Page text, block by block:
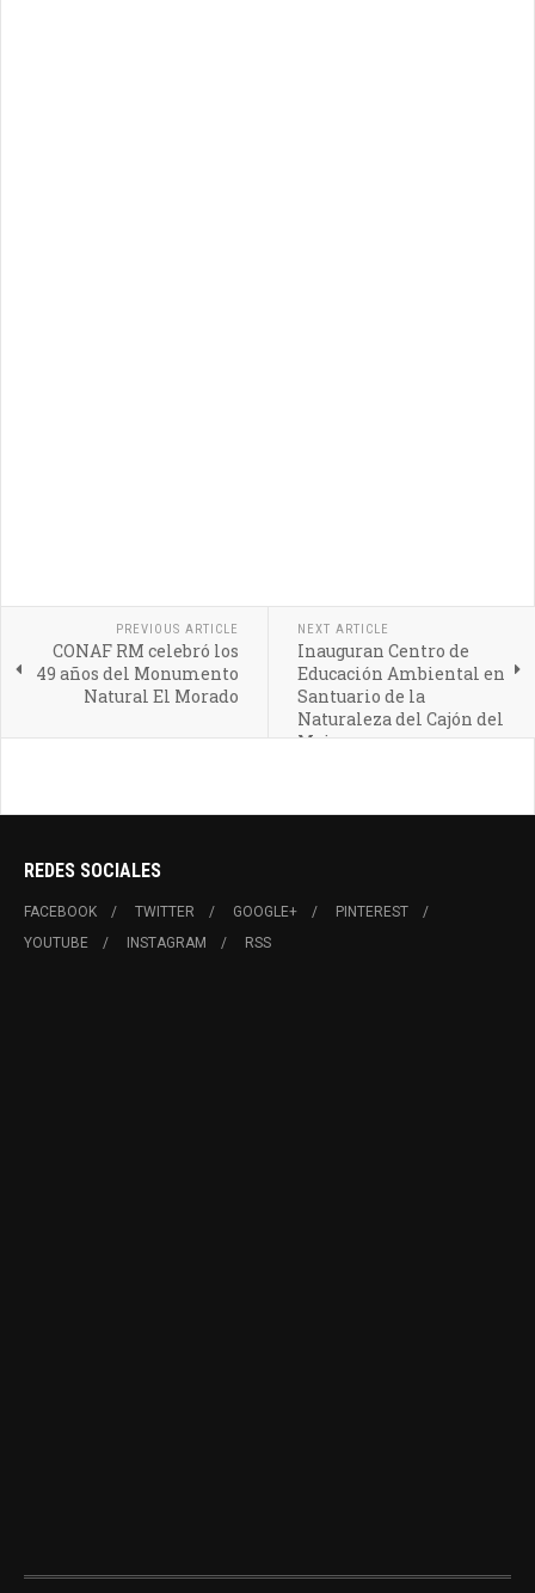
PREVIOUS ARTICLE
CONAF RM celebró los
49 años del Monumento
Natural El Morado
NEXT ARTICLE
Inauguran Centro de
Educación Ambiental en
Santuario de la
Naturaleza del Cajón del
Maipo
REDES SOCIALES
FACEBOOK TWITTER GOOGLE+
PINTEREST
YOUTUBE
INSTAGRAM RSS